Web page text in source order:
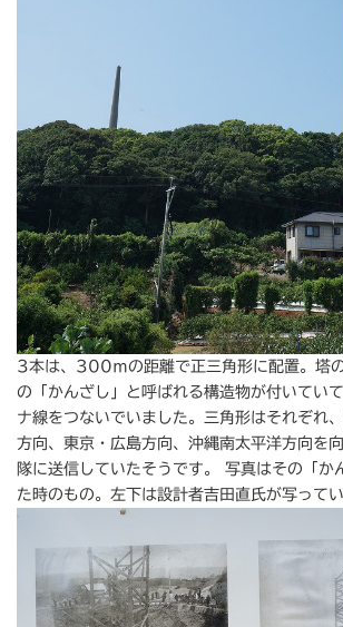
3本は、300ｍの距離で正三角形に配置。塔
の「かんざし」と呼ばれる構造物が付いてい
ナ線をつないでいました。三角形はそれぞれ
方向、東京・広島方向、沖縄南太平洋方向を
隊に送信していたそうです。 写真はその「か
た時のもの。左下は設計者吉田直氏が写ってい